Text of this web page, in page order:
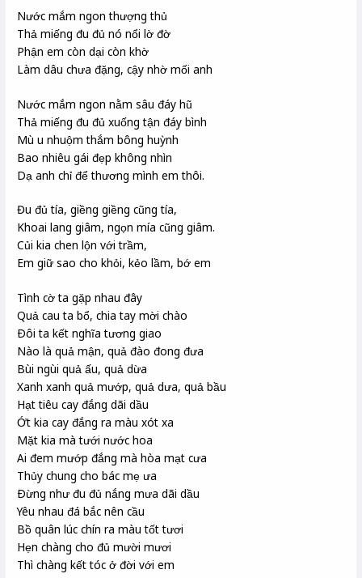
Nước mắm ngon thượng thủ
Thả miếng đu đủ nó nổi lờ đờ
Phận em còn dại còn khờ
Làm dâu chưa đặng, cậy nhờ mối anh
Nước mắm ngon nằm sâu đáy hũ
Thả miếng đu đủ xuống tận đáy bình
Mù u nhuộm thắm bông huỳnh
Bao nhiêu gái đẹp không nhìn
Dạ anh chỉ để thương mình em thôi.
Đu đủ tía, giềng giềng cũng tía,
Khoai lang giâm, ngọn mía cũng giâm.
Củi kia chen lộn với trầm,
Em giữ sao cho khỏi, kẻo lầm, bớ em
Tình cờ ta gặp nhau đây
Quả cau ta bổ, chia tay mời chào
Ðôi ta kết nghĩa tương giao
Nào là quả mận, quả đào đong đưa
Bùi ngùi quả ấu, quả dừa
Xanh xanh quả mướp, quả dưa, quả bầu
Hạt tiêu cay đắng dãi dầu
Ớt kia cay đắng ra màu xót xa
Mặt kia mà tưới nước hoa
Ai đem mướp đắng mà hòa mạt cưa
Thủy chung cho bác mẹ ưa
Ðừng như đu đủ nắng mưa dãi dầu
Yêu nhau đá bắc nên cầu
Bồ quân lúc chín ra màu tốt tươi
Hẹn chàng cho đủ mười mươi
Thì chàng kết tóc ở đời với em